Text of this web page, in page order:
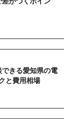
きる愛知県の電
と費用相場